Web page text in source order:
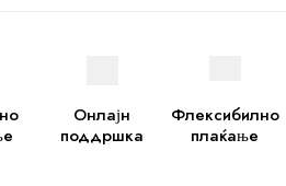
Онлајн
поддршка
Флексибилно
плаќање